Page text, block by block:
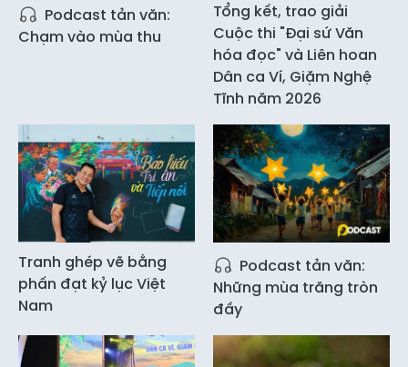
Podcast tản văn:
Chạm vào mùa thu
Tổng kết, trao giải
Cuộc thi "Đại sứ Văn
hóa đọc" và Liên hoan
Dân ca Ví, Giặm Nghệ
Tĩnh năm 2026
Tranh ghép vẽ bằng
phấn đạt kỷ lục Việt
Nam
Podcast tản văn:
Những mùa trăng tròn
đầy